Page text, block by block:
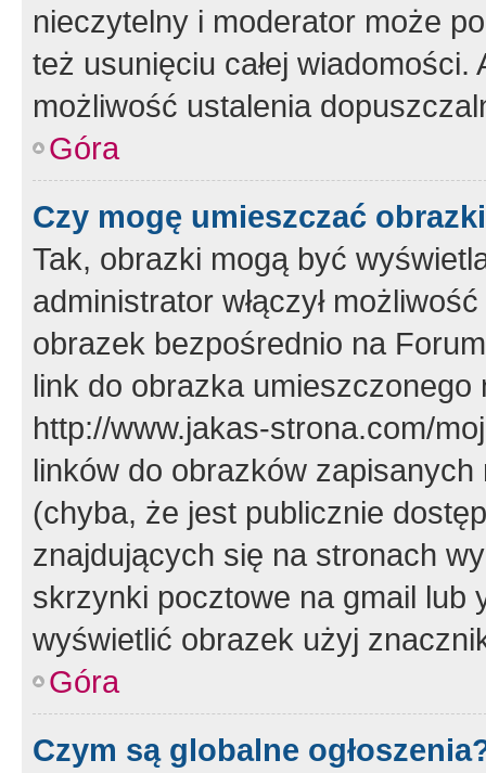
nieczytelny i moderator może
też usunięciu całej
możliwość ustalenia
Góra
Czy mogę umieszczać
Tak, obrazki mogą być
administrator włączył
obrazek bezpośrednio na
link do obrazka
http://www.jakas-strona.com/
linków do obrazków
(chyba, że jest publicznie
znajdujących się na stronach
skrzynki pocztowe na gmail lub
wyświetlić obrazek użyj
Góra
Czym są globalne